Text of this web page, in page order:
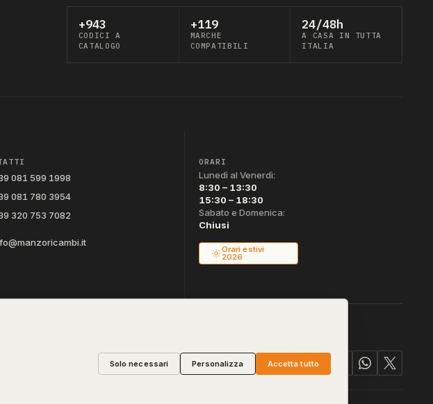
+943
CODICI A
CATALOGO
+119
MARCHE
COMPATIBILI
24/48h
A CASA IN TUTTA
ITALIA
081 599 1998
081 780 3954
320 753 7082
ORARI
Lunedì al Venerdì:
8:30 – 13:30
15:30 – 18:30
Sabato e Domenica:
Chiusi
Orari estivi
2026
Solo necessari Personalizza Accetta tutto